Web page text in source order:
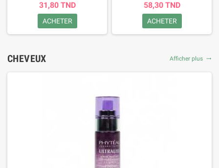
31,80 TND
ACHETER
58,30 TND
ACHETER
CHEVEUX Afficher plus trending_flat